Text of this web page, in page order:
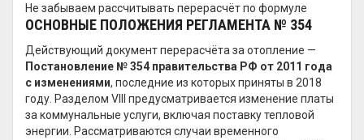
Не забываем рассчитывать перерасчёт по формуле
ОСНОВНЫЕ ПОЛОЖЕНИЯ РЕГЛАМЕНТА № 354
Действующий документ перерасчёта за отопление —
Постановление № 354 правительства РФ от 2011 года
с изменениями, последние из которых приняты в 2018
году. Разделом VIII предусматривается изменение платы
за коммунальные услуги, включая поставку тепловой
энергии. Рассматриваются случаи временного